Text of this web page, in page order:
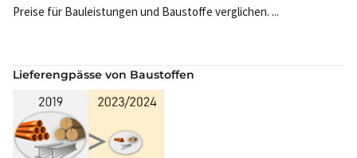
Preise für Bauleistungen und Baustoffe verglichen. ...
Lieferengpässe von Baustoffen